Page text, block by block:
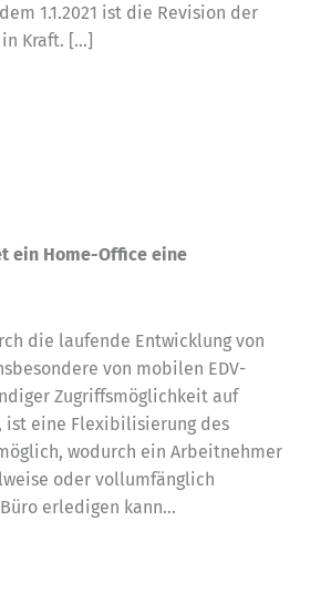
1.1.2021 ist die Revision der
Kraft. […]
ein Home-Office eine
die laufende Entwicklung von
von mobilen EDV-
Zugriffsmöglichkeit auf
ist eine Flexibilisierung des
wodurch ein Arbeitnehmer
oder vollumfänglich
erledigen kann...